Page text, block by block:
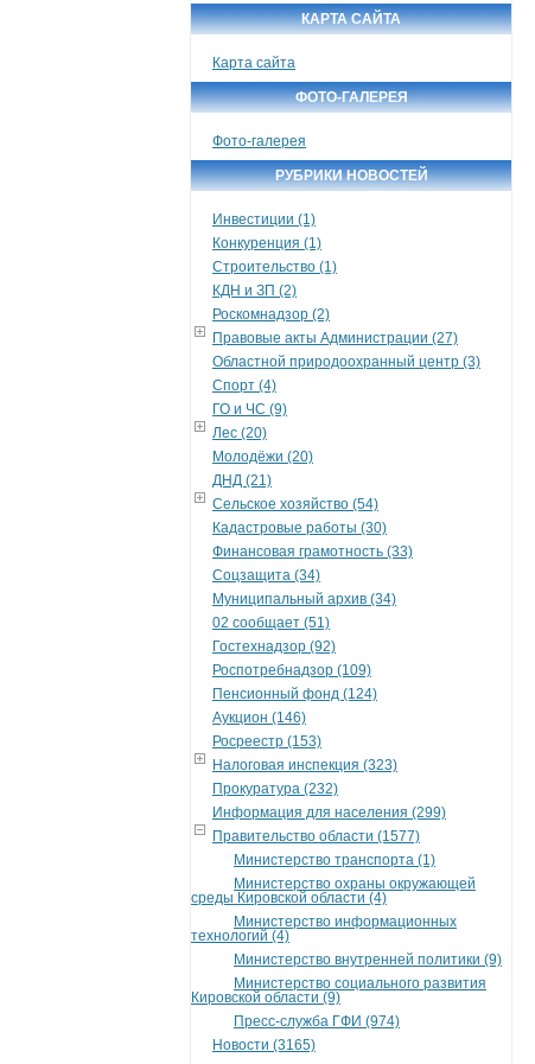
КАРТА САЙТА
Карта сайта
ФОТО-ГАЛЕРЕЯ
Фото-галерея
РУБРИКИ НОВОСТЕЙ
Инвестиции (1)
Конкуренция (1)
Строительство (1)
КДН и ЗП (2)
Роскомнадзор (2)
Правовые акты Администрации (27)
Областной природоохранный центр (3)
Спорт (4)
ГО и ЧС (9)
Лес (20)
Молодёжи (20)
ДНД (21)
Сельское хозяйство (54)
Кадастровые работы (30)
Финансовая грамотность (33)
Соцзащита (34)
Муниципальный архив (34)
02 сообщает (51)
Гостехнадзор (92)
Роспотребнадзор (109)
Пенсионный фонд (124)
Аукцион (146)
Росреестр (153)
Налоговая инспекция (323)
Прокуратура (232)
Информация для населения (299)
Правительство области (1577)
Министерство транспорта (1)
Министерство охраны окружающей
среды Кировской области (4)
Министерство информационных
технологий (4)
Министерство внутренней политики (9)
Министерство социального развития
Кировской области (9)
Пресс-служба ГФИ (974)
Новости (3165)